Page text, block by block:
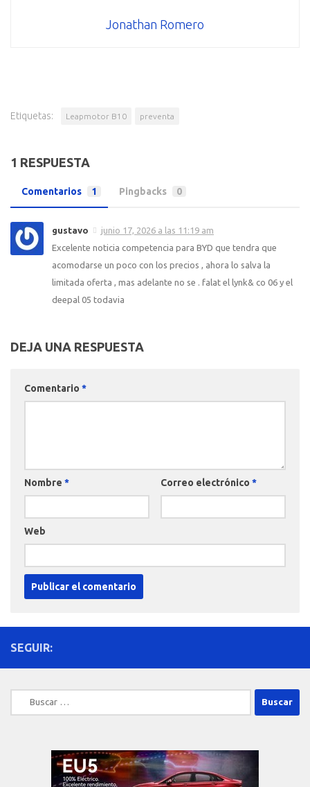
Jonathan Romero
Etiquetas: Leapmotor B10 preventa
1 RESPUESTA
Comentarios 1 Pingbacks 0
gustavo
junio 17, 2026 a las 11:19 am
Excelente noticia competencia para BYD que tendra que
acomodarse un poco con los precios , ahora lo salva la
limitada oferta , mas adelante no se . falat el lynk& co 06 y el
deepal 05 todavia
DEJA UNA RESPUESTA
Comentario *
Nombre * Correo electrónico *
Web
SEGUIR:
Buscar: